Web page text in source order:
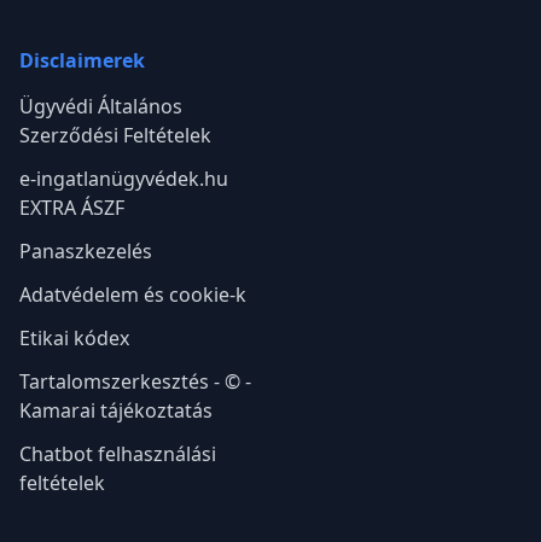
Disclaimerek
Ügyvédi Általános
Szerződési Feltételek
e-ingatlanügyvédek.hu
EXTRA ÁSZF
Panaszkezelés
Adatvédelem és cookie-k
Etikai kódex
Tartalomszerkesztés - © -
Kamarai tájékoztatás
Chatbot felhasználási
feltételek